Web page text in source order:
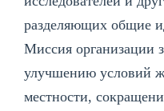
разделяющих общие
Миссия организации
улучшению условий
местности,